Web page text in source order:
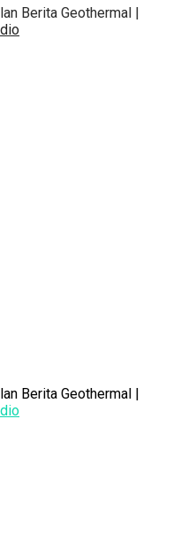
Berita Geothermal |
Berita Geothermal |